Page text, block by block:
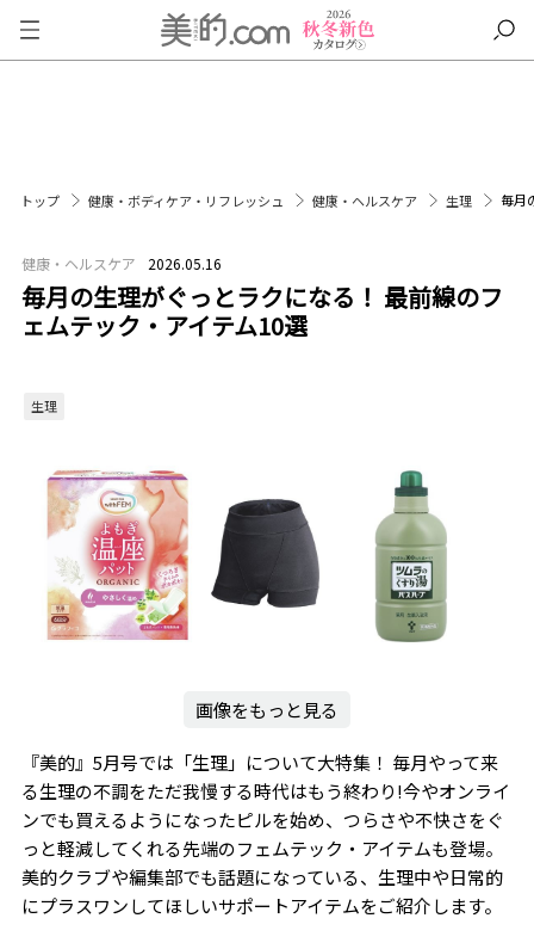
トップ 健康・ボディケア・リフレッシュ 健康・ヘルスケア 生理 毎月
健康・ヘルスケア 2026.05.16
毎月の生理がぐっとラクになる！ 最前線のフ
ェムテック・アイテム10選
生理
画像をもっと見る
『美的』5月号では「生理」について大特集！ 毎月やって来
る生理の不調をただ我慢する時代はもう終わり!今やオンライ
ンでも買えるようになったピルを始め、つらさや不快さをぐ
っと軽減してくれる先端のフェムテック・アイテムも登場。
美的クラブや編集部でも話題になっている、生理中や日常的
にプラスワンしてほしいサポートアイテムをご紹介します。